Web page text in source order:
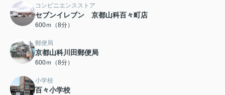
コンビニエンスストア
セブンイレブン 京都山科百々町店
600ｍ（8分）
郵便局
京都山科川田郵便局
600ｍ（8分）
小学校
百々小学校